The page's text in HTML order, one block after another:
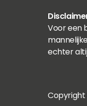
Voor een
echter
Copyright